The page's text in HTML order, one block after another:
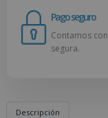
Pago seguro
Contamos
segura.
Descripción